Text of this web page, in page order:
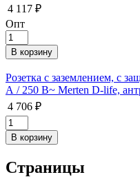
4 117 ₽
Опт
Розетка с заземлением, с
А / 250 В~ Merten D-life,
4 706 ₽
Страницы